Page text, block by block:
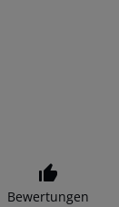
Bewertungen